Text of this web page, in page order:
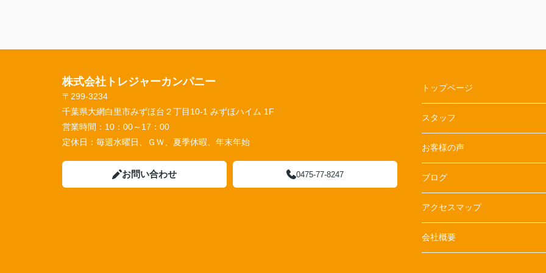
株式会社トレジャーカンパニー
〒299-3234
千葉県大網白里市みずほ台２丁目10-1 みずほハイム 1F
営業時間： 10：00～17：00
定休日： 毎週水曜日、ＧＷ、夏季休暇、年末年始
お問い合わせ 0475-77-8247
トップページ
スタッフ
お客様の声
ブログ
アクセスマップ
会社概要